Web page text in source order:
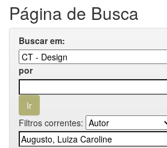
Página de Busca
Buscar em:
por
Filtros correntes: